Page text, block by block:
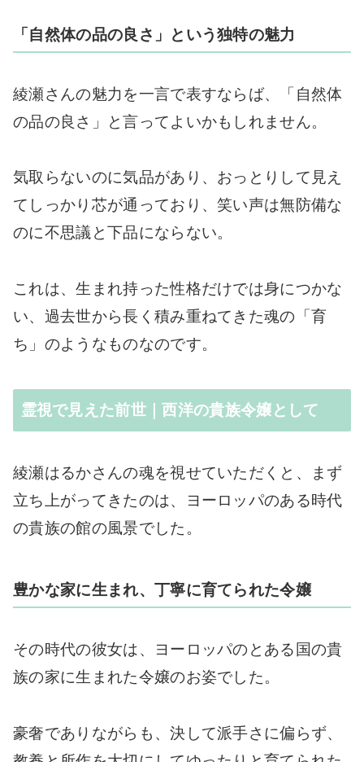
「自然体の品の良さ」という独特の魅力
綾瀬さんの魅力を一言で表すならば、「自然体
の品の良さ」と言ってよいかもしれません。
気取らないのに気品があり、おっとりして見え
てしっかり芯が通っており、笑い声は無防備な
のに不思議と下品にならない。
これは、生まれ持った性格だけでは身につかな
い、過去世から長く積み重ねてきた魂の「育
ち」のようなものなのです。
霊視で見えた前世｜西洋の貴族令嬢として
綾瀬はるかさんの魂を視せていただくと、まず
立ち上がってきたのは、ヨーロッパのある時代
の貴族の館の風景でした。
豊かな家に生まれ、丁寧に育てられた令嬢
その時代の彼女は、ヨーロッパのとある国の貴
族の家に生まれた令嬢のお姿でした。
豪奢でありながらも、決して派手さに偏らず、